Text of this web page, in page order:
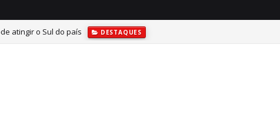
atingir o Sul do país DESTAQUES